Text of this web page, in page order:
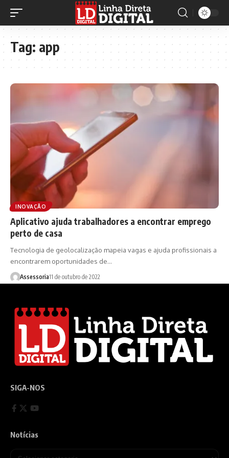
Tag: app
INOVAÇÃO
Aplicativo ajuda trabalhadores a encontrar emprego
perto de casa
Tecnologia de geolocalização mapeia vagas e ajuda profissionais a
encontrarem oportunidades de…
Assessoria11 de outubro de 2022
SIGA-NOS
Notícias